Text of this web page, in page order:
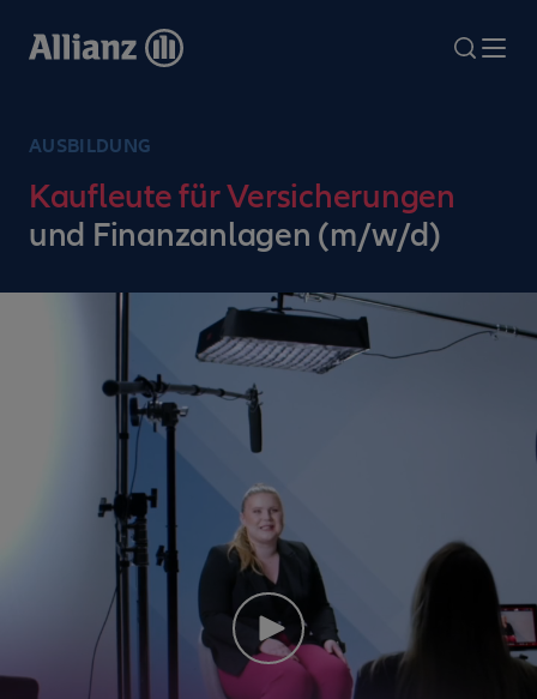
zum
search
AUSBILDUNG
Kaufleute für Versicherungen
und Finanzanlagen (m/w/d)